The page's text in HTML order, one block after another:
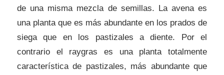
de una misma mezcla de semillas. La avena es
una planta que es más abundante en los prados de
siega que en los pastizales a diente. Por el
contrario el raygras es una planta totalmente
característica de pastizales, más abundante que